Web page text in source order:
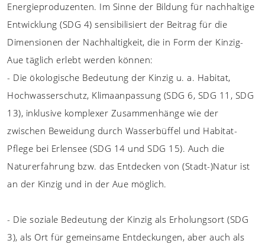
Energieproduzenten. Im Sinne der Bildung für nachhaltige
Entwicklung (SDG 4) sensibilisiert der Beitrag für die
Dimensionen der Nachhaltigkeit, die in Form der Kinzig-
Aue täglich erlebt werden können:
- Die ökologische Bedeutung der Kinzig u. a. Habitat,
Hochwasserschutz, Klimaanpassung (SDG 6, SDG 11, SDG
13), inklusive komplexer Zusammenhänge wie der
zwischen Beweidung durch Wasserbüffel und Habitat-
Pflege bei Erlensee (SDG 14 und SDG 15). Auch die
Naturerfahrung bzw. das Entdecken von (Stadt-)Natur ist
an der Kinzig und in der Aue möglich.
- Die soziale Bedeutung der Kinzig als Erholungsort (SDG
3), als Ort für gemeinsame Entdeckungen, aber auch als